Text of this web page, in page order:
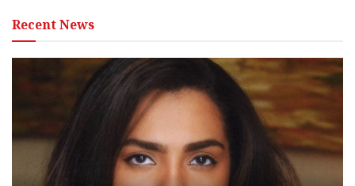
Recent News